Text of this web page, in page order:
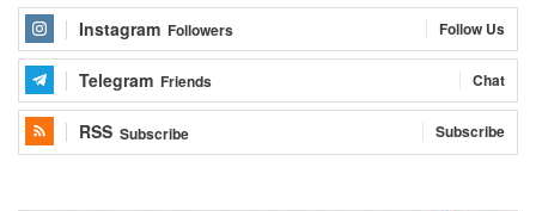
Instagram Followers Follow Us
Telegram Friends Chat
RSS Subscribe Subscribe